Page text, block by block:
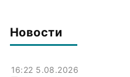
Новости
16:22 5.08.2026